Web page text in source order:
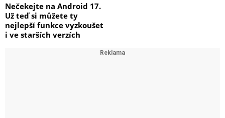
Nečekejte na Android 17.
Už teď si můžete ty
nejlepší funkce vyzkoušet
i ve starších verzích